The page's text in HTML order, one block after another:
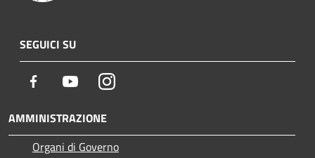
SEGUICI SU
Facebook YoutubeInstagram
AMMINISTRAZIONE
Organi di Governo